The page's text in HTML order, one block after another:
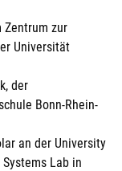
Zentrum zur
Universität
der
Bonn-Rhein-
an der University
Lab in